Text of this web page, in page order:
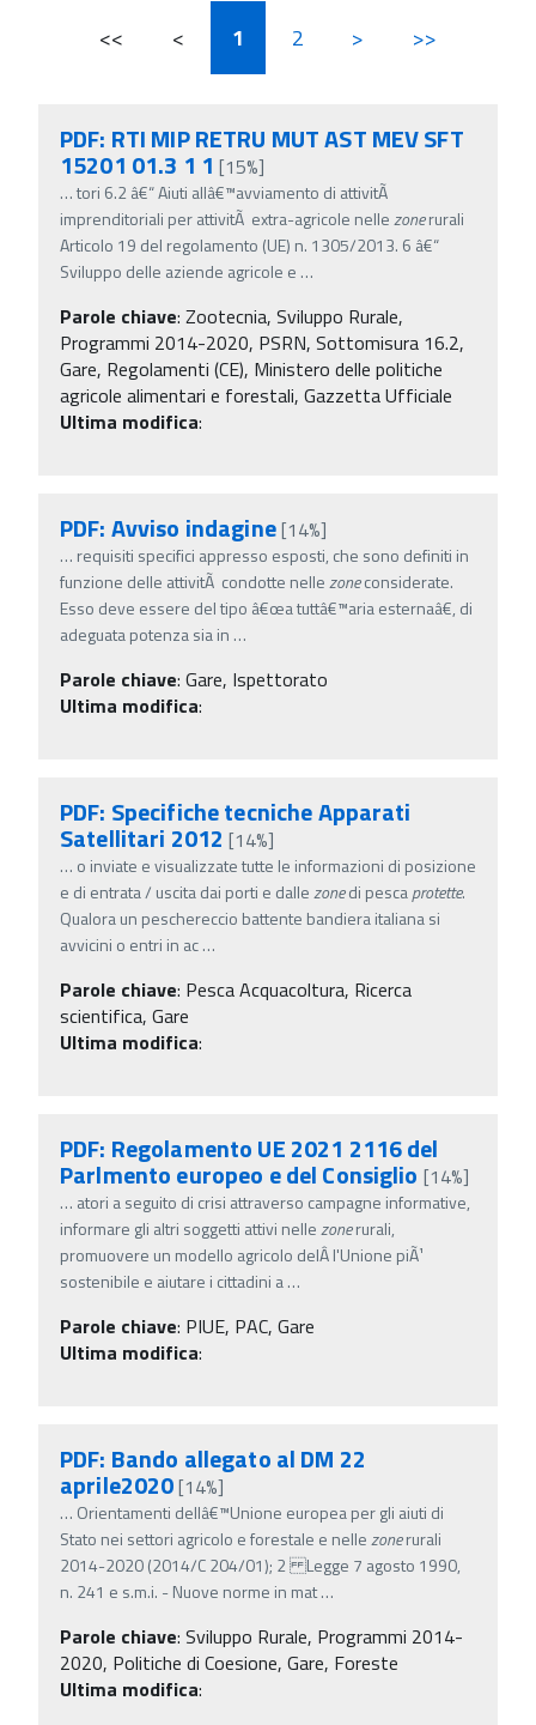
<< < 1 2 > >>
PDF: RTI MIP RETRU MUT AST MEV SFT
15201 01.3 1 1[15%]
…tori 6.2 â€“ Aiuti allâ€™avviamento di attivitÃ
imprenditoriali per attivitÃ extra-agricole nellezonerurali
Articolo 19 del regolamento (UE) n. 1305/2013. 6 â€“
Sviluppo delle aziende agricole e …
Parole chiave: Zootecnia, Sviluppo Rurale,
Programmi 2014-2020, PSRN, Sottomisura 16.2,
Gare, Regolamenti (CE), Ministero delle politiche
agricole alimentari e forestali, Gazzetta Ufficiale
Ultima modifica:
PDF: Avviso indagine[14%]
… requisiti specifici appresso esposti, che sono definiti in
funzione delle attivitÃ condotte nellezoneconsiderate.
Esso deve essere del tipo â€œa tuttâ€™aria esternaâ€, di
adeguata potenza sia in …
Parole chiave: Gare, Ispettorato
Ultima modifica:
PDF: Specifiche tecniche Apparati
Satellitari 2012 [14%]
… o inviate e visualizzate tutte le informazioni di posizione
e di entrata / uscita dai porti e dallezonedi pescaprotette.
Qualora un peschereccio battente bandiera italiana si
avvicini o entri in ac…
Parole chiave: Pesca Acquacoltura, Ricerca
scientifica, Gare
Ultima modifica:
PDF: Regolamento UE 2021 2116 del
Parlmento europeo e del Consiglio [14%]
… atori a seguito di crisi attraverso campagne informative,
informare gli altri soggetti attivi nellezonerurali,
promuovere un modello agricolo delÂ­ l'Unione piÃ¹
sostenibile e aiutare i cittadini a…
Parole chiave: PIUE, PAC, Gare
Ultima modifica:
PDF: Bando allegato al DM 22
aprile2020[14%]
… Orientamenti dellâ€™Unione europea per gli aiuti di
Stato nei settori agricolo e forestale e nellezonerurali
2014-2020 (2014/C 204/01); 2 Legge 7 agosto 1990,
n. 241 e s.m.i. - Nuove norme in mat…
Parole chiave: Sviluppo Rurale, Programmi 2014-
2020, Politiche di Coesione, Gare, Foreste
Ultima modifica: